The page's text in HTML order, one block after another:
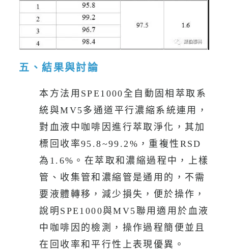
五、結果與討論
本方法用SPE1000全自動固相萃取系
統與MV5多通道平行濃縮系統連用，
對血液中咖啡因進行萃取淨化，其加
標回收率95.8~99.2%，重複性RSD
為1.6%。在萃取和濃縮過程中，上樣
管、收集管和濃縮管是通用的，不需
要液體轉移，減少損失，便於操作，
說明SPE1000與MV5聯用適用於血液
中咖啡因的檢測，操作過程簡便並且
在回收率和平行性上表現優異。